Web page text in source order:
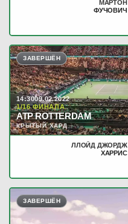
МАРТОН
ФУЧОВИЧ
ЗАВЕРШЁН
14:3009.02.2022
1/16 ФИНАЛА
ATP ROTTERDAM
КРЫТЫЙ ХАРД
ЛЛОЙД ДЖОРДЖ
ХАРРИС
ЗАВЕРШЁН